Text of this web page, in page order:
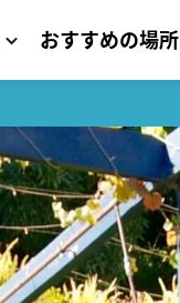
おすすめの場所